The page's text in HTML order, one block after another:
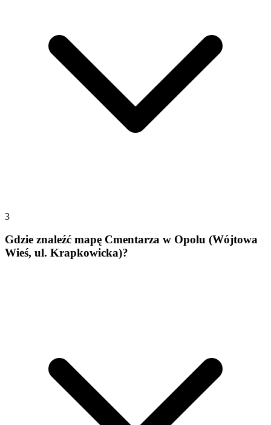
3
Gdzie znaleźć mapę Cmentarza w Opolu (Wójtowa
Wieś, ul. Krapkowicka)?